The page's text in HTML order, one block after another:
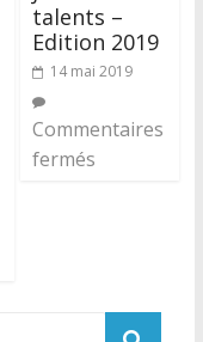
talents –
Edition 2019
14 mai 2019
Commentaires
fermés